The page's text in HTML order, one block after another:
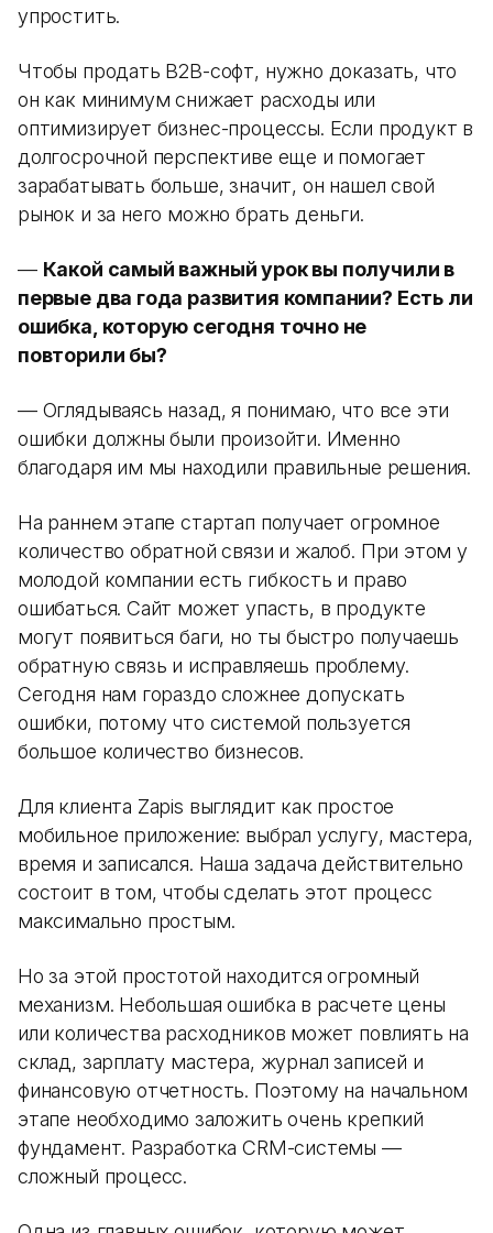
упростить.
Чтобы продать B2B-софт, нужно доказать, что
он как минимум снижает расходы или
оптимизирует бизнес-процессы. Если продукт в
долгосрочной перспективе еще и помогает
зарабатывать больше, значит, он нашел свой
рынок и за него можно брать деньги.
— Какой самый важный урок вы получили в
первые два года развития компании? Есть ли
ошибка, которую сегодня точно не
повторили бы?
— Оглядываясь назад, я понимаю, что все эти
ошибки должны были произойти. Именно
благодаря им мы находили правильные решения.
На раннем этапе стартап получает огромное
количество обратной связи и жалоб. При этом у
молодой компании есть гибкость и право
ошибаться. Сайт может упасть, в продукте
могут появиться баги, но ты быстро получаешь
обратную связь и исправляешь проблему.
Сегодня нам гораздо сложнее допускать
ошибки, потому что системой пользуется
большое количество бизнесов.
Для клиента Zapis выглядит как простое
мобильное приложение: выбрал услугу, мастера,
время и записался. Наша задача действительно
состоит в том, чтобы сделать этот процесс
максимально простым.
Но за этой простотой находится огромный
механизм. Небольшая ошибка в расчете цены
или количества расходников может повлиять на
склад, зарплату мастера, журнал записей и
финансовую отчетность. Поэтому на начальном
этапе необходимо заложить очень крепкий
фундамент. Разработка CRM-системы —
сложный процесс.